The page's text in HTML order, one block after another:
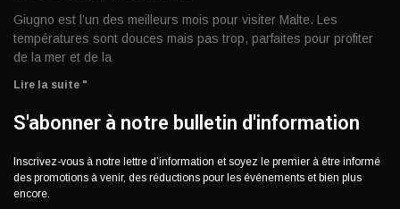
Giugno est l’un des meilleurs mois pour visiter Malte. Les
températures sont douces mais pas trop, parfaites pour profiter
de la mer et de la
Lire la suite "
S'abonner à notre bulletin d'information
Inscrivez-vous à notre lettre d’information et soyez le premier à être informé
des promotions à venir, des réductions pour les événements et bien plus
encore.